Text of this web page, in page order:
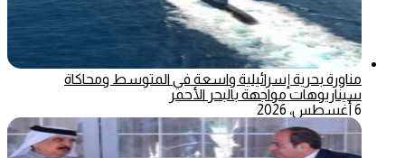
مناورة بحرية إسرائيلية واسعة في المتوسط ومحاكاة
سيناريوهات مواجهة بالبحر الأحمر
6 أغسطس، 2026